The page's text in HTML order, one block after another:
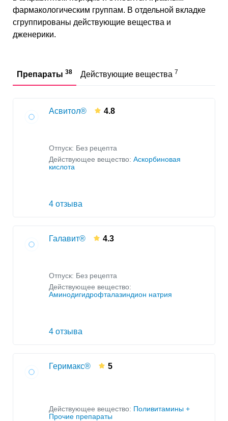
фармакологическим группам. В отдельной вкладке
сгруппированы действующие вещества и
дженерики.
Препараты 38 Действующие вещества 7
Асвитол® 4.8
Отпуск: Без рецепта
Действующее вещество: Аскорбиновая
кислота
4 отзыва
Галавит® 4.3
Отпуск: Без рецепта
Действующее вещество:
Аминодигидрофталазиндион натрия
4 отзыва
Геримакс® 5
Действующее вещество: Поливитамины +
Прочие препараты